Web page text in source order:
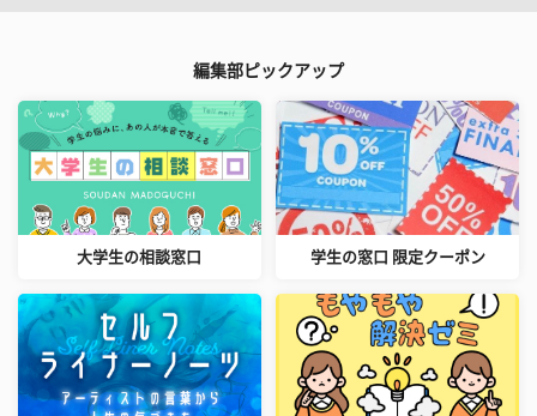
編集部ピックアップ
大学生の相談窓口 学生の窓口 限定クーポン